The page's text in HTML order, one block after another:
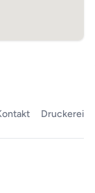
Druckerei